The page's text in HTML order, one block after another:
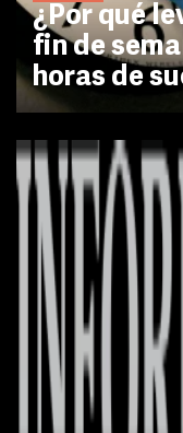
¿Por qué
fin de
horas de